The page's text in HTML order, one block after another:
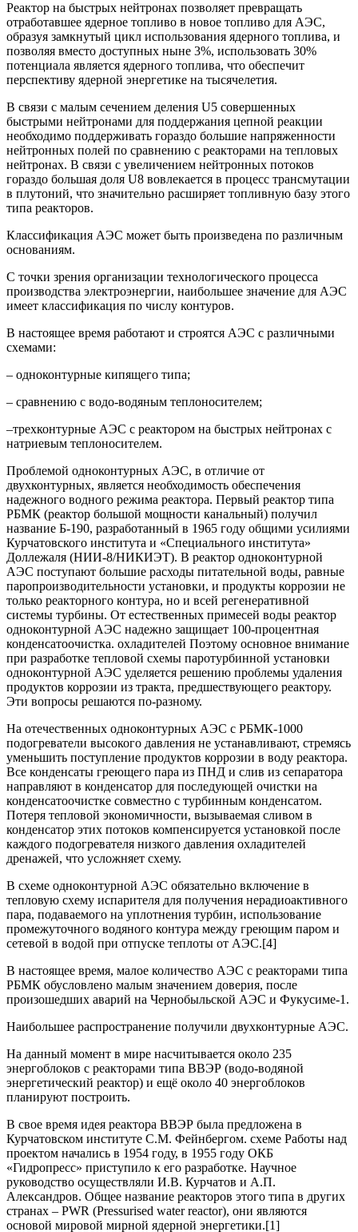
Реактор на быстрых нейтронах позволяет превращать
отработавшее ядерное топливо в новое топливо для АЭС,
образуя замкнутый цикл использования ядерного топлива, и
позволяя вместо доступных ныне 3%, использовать 30%
потенциала является ядерного топлива, что обеспечит
перспективу ядерной энергетике на тысячелетия.
В связи с малым сечением деления U5 совершенных
быстрыми нейтронами для поддержания цепной реакции
необходимо поддерживать гораздо большие напряженности
нейтронных полей по сравнению с реакторами на тепловых
нейтронах. В связи с увеличением нейтронных потоков
гораздо большая доля U8 вовлекается в процесс трансмутации
в плутоний, что значительно расширяет топливную базу этого
типа реакторов.
Классификация АЭС может быть произведена по различным
основаниям.
С точки зрения организации технологического процесса
производства электроэнергии, наибольшее значение для АЭС
имеет классификация по числу контуров.
В настоящее время работают и строятся АЭС с различными
схемами:
– одноконтурные кипящего типа;
– сравнению с водо-водяным теплоносителем;
–трехконтурные АЭС с реактором на быстрых нейтронах с
натриевым теплоносителем.
Проблемой одноконтурных АЭС, в отличие от
двухконтурных, является необходимость обеспечения
надежного водного режима реактора. Первый реактор типа
РБМК (реактор большой мощности канальный) получил
название Б-190, разработанный в 1965 году общими усилиями
Курчатовского института и «Специального института»
Доллежаля (НИИ-8/НИКИЭТ). В реактор одноконтурной
АЭС поступают большие расходы питательной воды, равные
паропроизводительности установки, и продукты коррозии не
только реакторного контура, но и всей регенеративной
системы турбины. От естественных примесей воды реактор
одноконтурной АЭС надежно защищает 100-процентная
конденсатоочистка. охладителей Поэтому основное внимание
при разработке тепловой схемы паротурбинной установки
одноконтурной АЭС уделяется решению проблемы удаления
продуктов коррозии из тракта, предшествующего реактору.
Эти вопросы решаются по-разному.
На отечественных одноконтурных АЭС с РБМК-1000
подогреватели высокого давления не устанавливают, стремясь
уменьшить поступление продуктов коррозии в воду реактора.
Все конденсаты греющего пара из ПНД и слив из сепаратора
направляют в конденсатор для последующей очистки на
конденсатоочистке совместно с турбинным конденсатом.
Потеря тепловой экономичности, вызываемая сливом в
конденсатор этих потоков компенсируется установкой после
каждого подогревателя низкого давления охладителей
дренажей, что усложняет схему.
В схеме одноконтурной АЭС обязательно включение в
тепловую схему испарителя для получения нерадиоактивного
пара, подаваемого на уплотнения турбин, использование
промежуточного водяного контура между греющим паром и
сетевой в водой при отпуске теплоты от АЭС.[4]
В настоящее время, малое количество АЭС с реакторами типа
РБМК обусловлено малым значением доверия, после
произошедших аварий на Чернобыльской АЭС и Фукусиме-1.
Наибольшее распространение получили двухконтурные АЭС.
На данный момент в мире насчитывается около 235
энергоблоков с реакторами типа ВВЭР (водо-водяной
энергетический реактор) и ещё около 40 энергоблоков
планируют построить.
В свое время идея реактора ВВЭР была предложена в
Курчатовском институте С.М. Фейнбергом. схеме Работы над
проектом начались в 1954 году, в 1955 году ОКБ
«Гидропресс» приступило к его разработке. Научное
руководство осуществляли И.В. Курчатов и А.П.
Александров. Общее название реакторов этого типа в других
странах – PWR (Pressurised water reactor), они являются
основой мировой мирной ядерной энергетики.[1]